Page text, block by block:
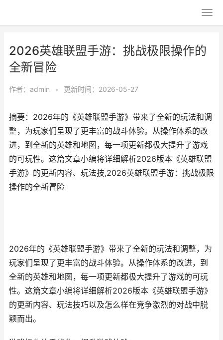
2026英雄联盟手游：挑战极限操作的
全新冒险
作者： admin • 更新时间：2026-05-27
摘要：2026年的《英雄联盟手游》带来了全新的玩法和调
整，为玩家们呈现了更丰富的战斗体验。从操作体系的改
进，到全新的英雄和地图，每一项更新都极大提升了游戏
的可玩性。这篇文章小编将详细解析2026版本《英雄联盟
手游》的更新内容、玩法技,2026英雄联盟手游：挑战极限
操作的全新冒险
2026年的《英雄联盟手游》带来了全新的玩法和调整，为
玩家们呈现了更丰富的战斗体验。从操作体系的改进，到
全新的英雄和地图，每一项更新都极大提升了游戏的可玩
性。这篇文章小编将详细解析2026版本《英雄联盟手游》
的更新内容、玩法技巧以及怎么样在竞争激烈的对战中脱
颖而出。